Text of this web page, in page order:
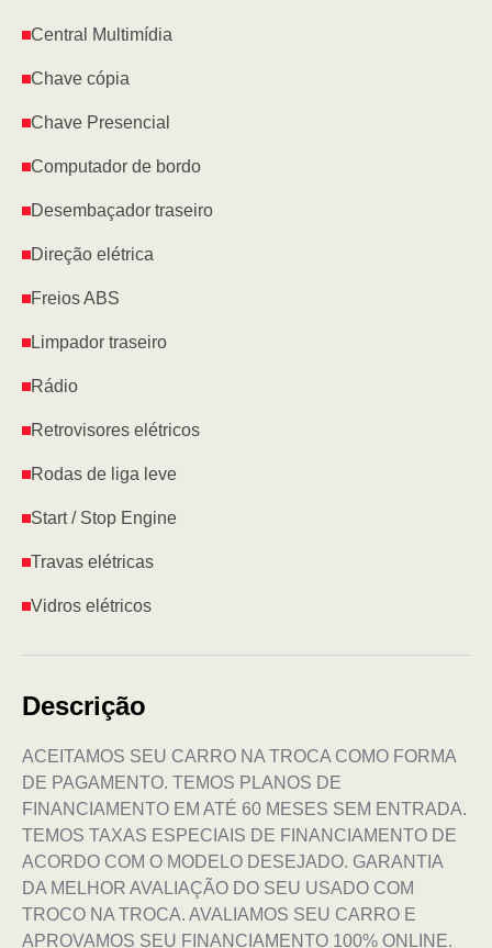
Central Multimídia
Chave cópia
Chave Presencial
Computador de bordo
Desembaçador traseiro
Direção elétrica
Freios ABS
Limpador traseiro
Rádio
Retrovisores elétricos
Rodas de liga leve
Start / Stop Engine
Travas elétricas
Vidros elétricos
Descrição
ACEITAMOS SEU CARRO NA TROCA COMO FORMA
DE PAGAMENTO. TEMOS PLANOS DE
FINANCIAMENTO EM ATÉ 60 MESES SEM ENTRADA.
TEMOS TAXAS ESPECIAIS DE FINANCIAMENTO DE
ACORDO COM O MODELO DESEJADO. GARANTIA
DA MELHOR AVALIAÇÃO DO SEU USADO COM
TROCO NA TROCA. AVALIAMOS SEU CARRO E
APROVAMOS SEU FINANCIAMENTO 100% ONLINE.